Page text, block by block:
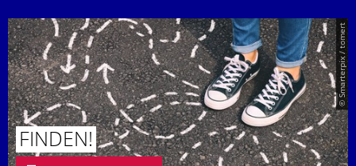
© Smarterpix / tomert
FINDEN!